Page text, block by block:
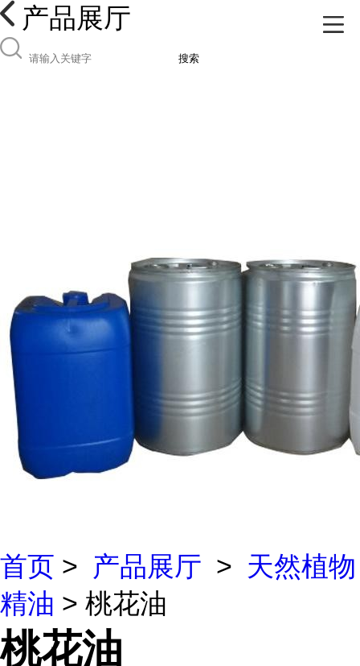
产品展厅
搜索
首页 > 产品展厅 > 天然植物
精油 > 桃花油
桃花油